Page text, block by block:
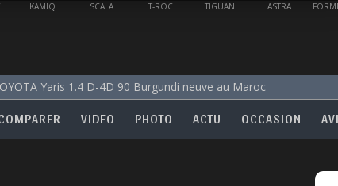
SCALA T-ROC TIGUAN ASTRA FORMENTOR
Yaris 1.4 D-4D 90 Burgundi neuve au Maroc
VIDEO PHOTO ACTU OCCASION